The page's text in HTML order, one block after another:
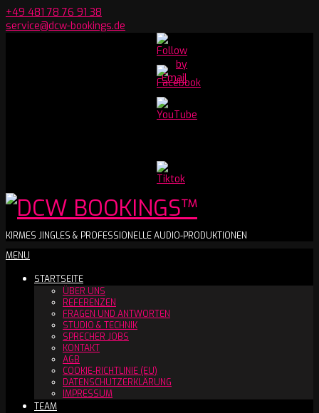
Skip
to
+49 481 78 76 91 38
service@dcw-bookings.de
Youtube
Channel
DCW
BOOKINGS™
KIRMES JINGLES & PROFESSIONELLE AUDIO-PRODUKTIONEN
Secondary
Menu
MENU
STARTSEITE
ÜBER UNS
REFERENZEN
FRAGEN UND ANTWORTEN
STUDIO & TECHNIK
SPRECHER JOBS
KONTAKT
AGB
COOKIE-RICHTLINIE (EU)
DATENSCHUTZERKLÄRUNG
IMPRESSUM
TEAM